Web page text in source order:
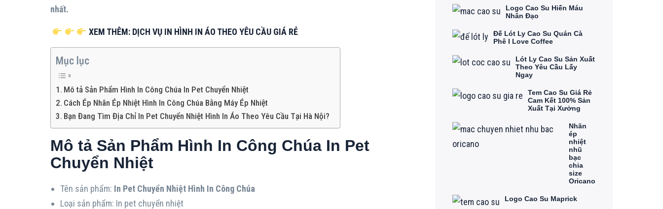
nhất.
XEM THÊM: DỊCH VỤ IN HÌNH IN ÁO THEO YÊU CẦU GIÁ RẺ
Mục lục
Mô tả Sản Phẩm Hình In Công Chúa In Pet Chuyển Nhiệt
Cách Ép Nhãn Ép Nhiệt Hình In Công Chúa Bằng Máy Ép Nhiệt
Bạn Đang Tìm Địa Chỉ In Pet Chuyển Nhiệt Hình In Áo Theo Yêu Cầu Tại Hà Nội?
Mô tả Sản Phẩm Hình In Công Chúa In Pet
Chuyển Nhiệt
Tên sản phẩm: In Pet Chuyển Nhiệt Hình In Công Chúa
Loại sản phẩm: In pet chuyển nhiệt
Logo Cao Su Hiến Máu
Nhân Đạo
Đế Lót Ly Cao Su Quán Cà
Phê I Love Coffee
Lót Ly Cao Su Sản Xuất
Theo Yêu Cầu Lấy
Ngay
Tem Cao Su Giá Rẻ
Cam Kết 100% Sản
Xuất Tại Xưởng
Nhãn
ép
nhiệt
nhũ
bạc
chia
size
Oricano
Logo Cao Su Maprick